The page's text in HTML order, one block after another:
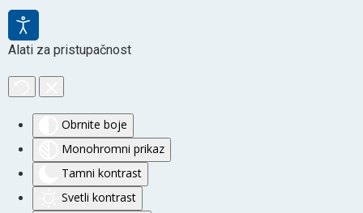
Alati za pristupačnost
Obrnite boje
Monohromni prikaz
Tamni kontrast
Svetli kontrast